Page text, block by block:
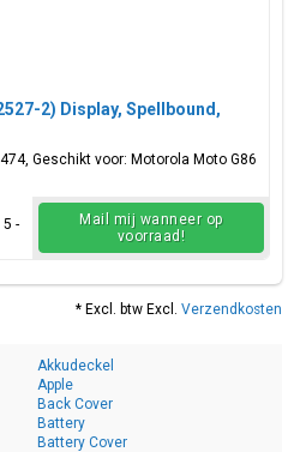
2) Display, Spellbound,
Geschikt voor: Motorola Moto G86
-
Mail mij wanneer op
voorraad!
* Excl. btw Excl. Verzendkosten
Akkudeckel
Apple
Back Cover
Battery
Battery Cover